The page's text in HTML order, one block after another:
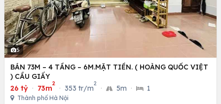
5
BÁN 73M – 4 TẦNG – 6M.MẶT TIỀN. ( HOÀNG QUỐC VIỆT
) CẦU GIẤY
26 tỷ · 73m
2
· 353 tr/m
2
· 5m · 1
Thành phố Hà Nội